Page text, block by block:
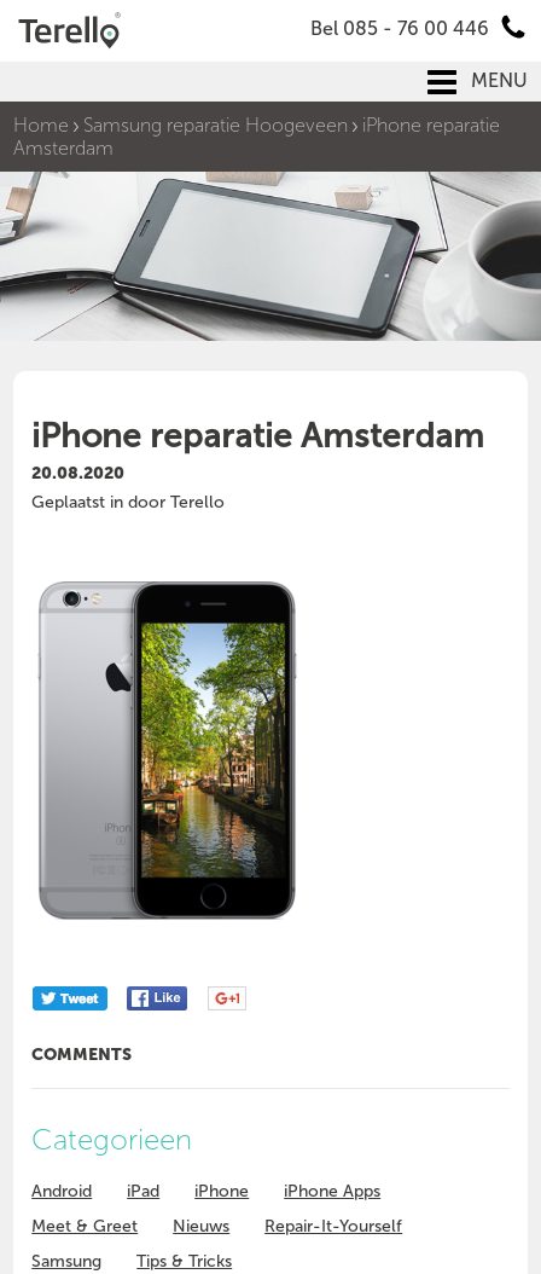
Bel 085 - 76 00 446
MENU
Home
Samsung reparatie Hoogeveen
iPhone reparatie
Amsterdam
iPhone reparatie Amsterdam
20.08.2020
Geplaatst in door Terello
COMMENTS
Categorieen
Android iPad iPhone
iPhone Apps
Meet & Greet
Nieuws
Repair-It-Yourself
Samsung
Tips & Tricks